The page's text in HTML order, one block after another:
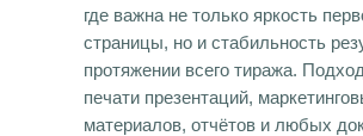
где важна не только яркость
страницы, но и стабильность
протяжении всего тиража.
печати презентаций,
материалов, отчётов и любых